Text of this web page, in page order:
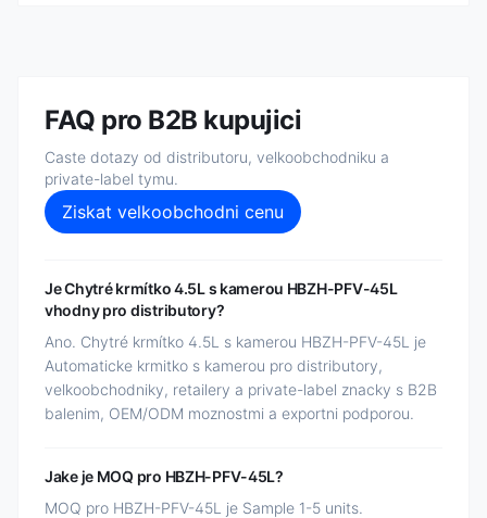
FAQ pro B2B kupujici
Caste dotazy od distributoru, velkoobchodniku a
private-label tymu.
Ziskat velkoobchodni cenu
Je Chytré krmítko 4.5L s kamerou HBZH-PFV-45L
vhodny pro distributory?
Ano. Chytré krmítko 4.5L s kamerou HBZH-PFV-45L je
Automaticke krmitko s kamerou pro distributory,
velkoobchodniky, retailery a private-label znacky s B2B
balenim, OEM/ODM moznostmi a exportni podporou.
Jake je MOQ pro HBZH-PFV-45L?
MOQ pro HBZH-PFV-45L je Sample 1-5 units.